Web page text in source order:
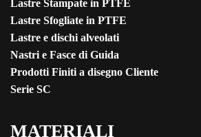
Lastre Stampate in PTFE
Lastre Sfogliate in PTFE
Lastre e dischi alveolati
Nastri e Fasce di Guida
Prodotti Finiti a disegno Cliente
Serie SC
MATERIALI